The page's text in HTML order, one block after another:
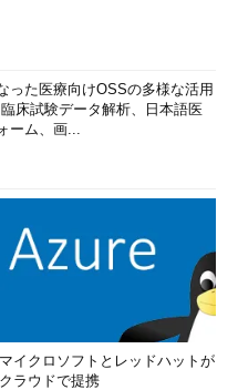
った医療向けOSSの多様な活用
床試験データ解析、日本語医
ーム、画...
マイクロソフトとレッドハットが
クラウドで提携